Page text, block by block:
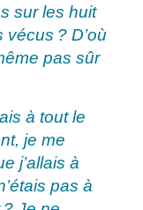
sur les huit
? D’où
pas sûr
à tout le
je me
j’allais à
pas à